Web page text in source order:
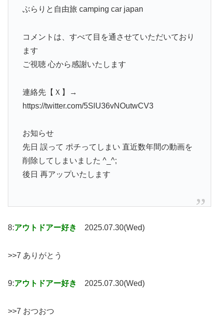
ぶらりと自由旅 camping car japan
コメントは、すべて目を通させていただいており
ます
ご視聴 心から感謝いたします
連絡先【Ｘ】→
https://twitter.com/5SlU36vNOutwCV3
お知らせ
先日 誤って ポチってしまい 直近数年間の動画を
削除してしまいました ^_^;
後日 再アップいたします
8:アウトドアー好き 2025.07.30(Wed)
>>7 ありがとう
9:アウトドアー好き 2025.07.30(Wed)
>>7 おつおつ